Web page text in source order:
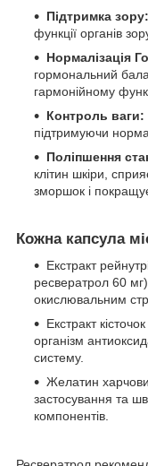
Підтримка зору:
функції органів
Нормалізація
гормональний
гармонійному
Контроль ваги:
підтримуючи
Поліпшення
клітин шкіри,
зморшок і покращує
Кожна капсула
Екстракт
ресвератрол 60
окислювальним
Екстракт
організм
систему.
Желатин
застосування та
компонентів.